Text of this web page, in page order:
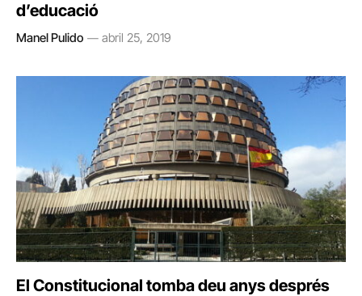
d’educació
Manel Pulido abril 25, 2019
El Constitucional tomba deu anys després